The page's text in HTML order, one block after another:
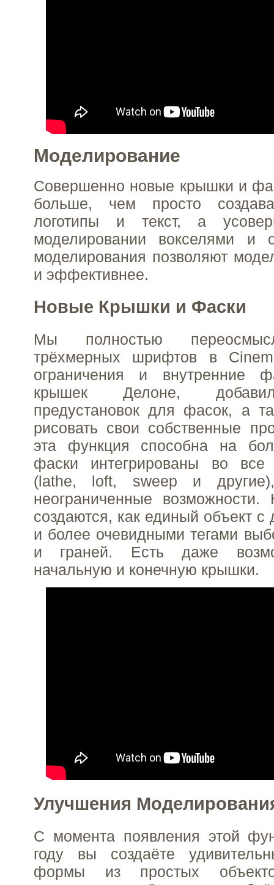
Моделирование
Совершенно новые крышки и
больше, чем просто
логотипы и текст, а
моделировании вокселями и
моделирования позволяют
и эффективнее.
Новые Крышки и Фаски
Мы полностью
трёхмерных шрифтов в
ограничения и внутренние
крышек Делоне,
предустановок для фасок, а
рисовать свои собственные
эта функция способна на
фаски интегрированы во все
(lathe, loft, sweep и
неограниченные
создаются, как единый объект
и более очевидными тегами
и граней. Есть даже
начальную и конечную крышки.
Улучшения
С момента появления этой
году вы создаёте
формы из простых